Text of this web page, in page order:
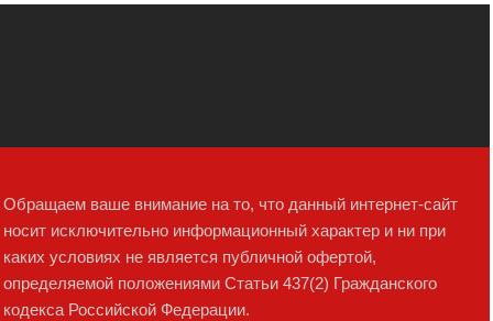
Обращаем ваше внимание на то, что данный интернет-сайт
носит исключительно информационный характер и ни при
каких условиях не является публичной офертой,
определяемой положениями Статьи 437(2) Гражданского
кодекса Российской Федерации.